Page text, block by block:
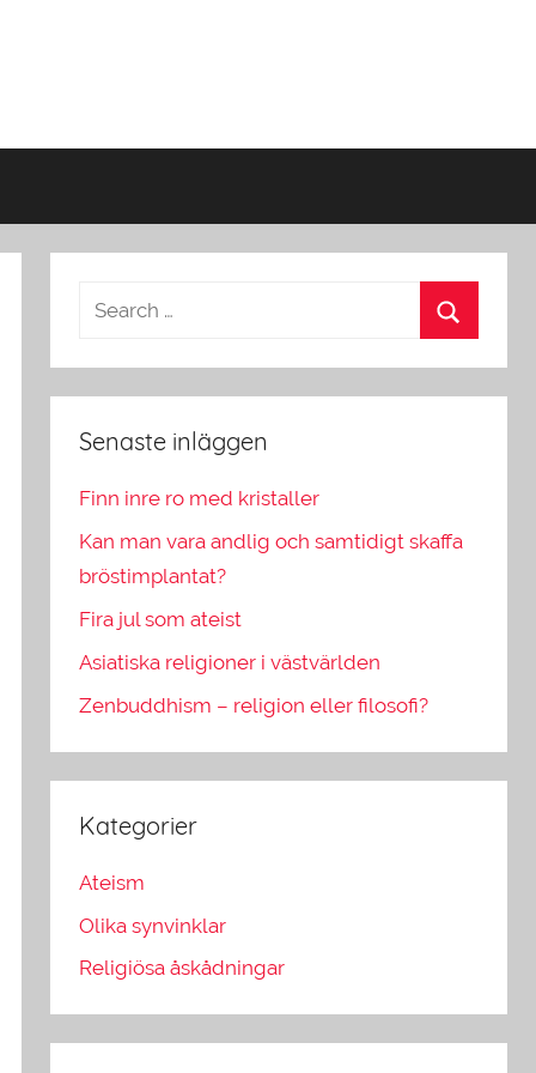
Senaste inläggen
Finn inre ro med kristaller
Kan man vara andlig och samtidigt skaffa
bröstimplantat?
Fira jul som ateist
Asiatiska religioner i västvärlden
Zenbuddhism – religion eller filosofi?
Kategorier
Ateism
Olika synvinklar
Religiösa åskådningar